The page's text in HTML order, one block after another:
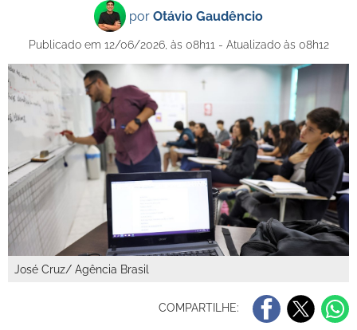
por Otávio Gaudêncio
Publicado em 12/06/2026, às 08h11 - Atualizado às 08h12
José Cruz/ Agência Brasil
COMPARTILHE: